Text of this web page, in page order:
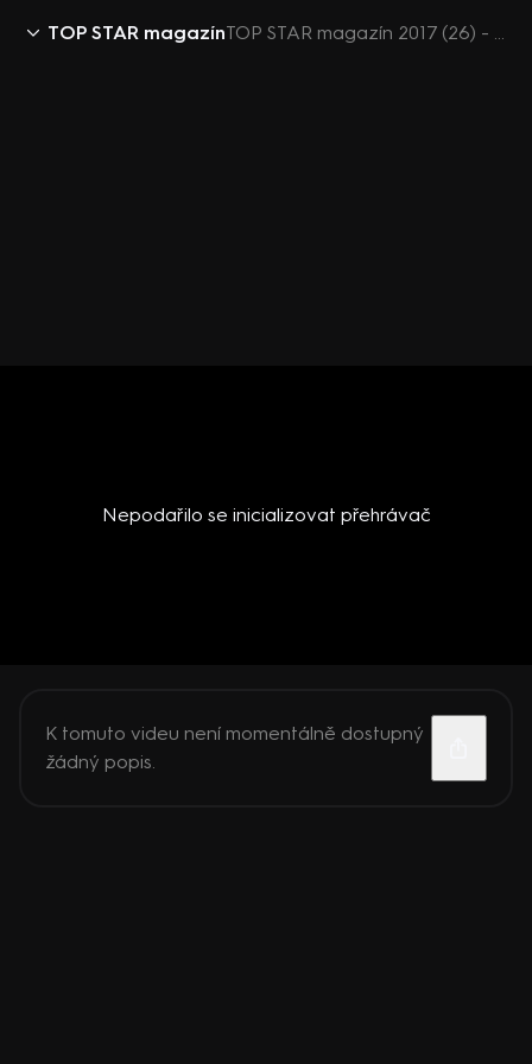
TOP STAR magazín TOP STAR magazín 2017 (26) - Emma Smetana
Nepodařilo se inicializovat přehrávač
K tomuto videu není momentálně dostupný
žádný popis.